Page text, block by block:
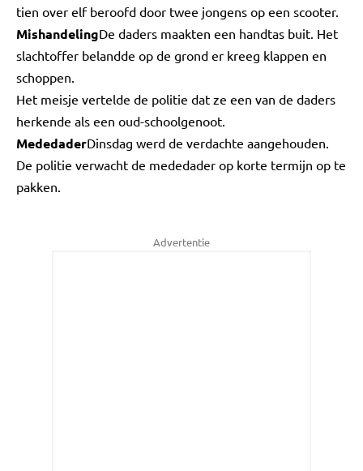
tien over elf beroofd door twee jongens op een scooter.
MishandelingDe daders maakten een handtas buit. Het
slachtoffer belandde op de grond er kreeg klappen en
schoppen.
Het meisje vertelde de politie dat ze een van de daders
herkende als een oud-schoolgenoot.
MededaderDinsdag werd de verdachte aangehouden.
De politie verwacht de mededader op korte termijn op te
pakken.
Advertentie